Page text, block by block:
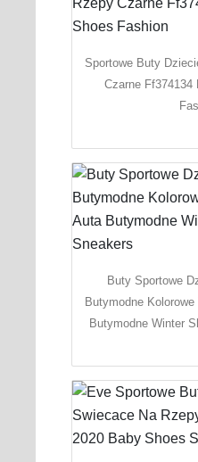
Sportowe Buty
Czarne Ff374134
Buty Sportowe
Butymodne
Butymodne Winter